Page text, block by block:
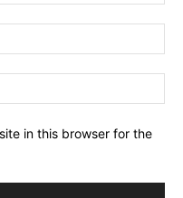
in this browser for the